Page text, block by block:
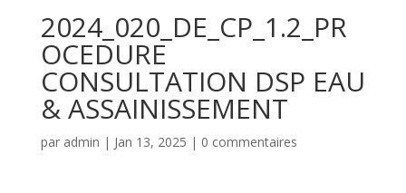
2024_020_DE_CP_1.2_PR
OCEDURE
CONSULTATION DSP EAU
& ASSAINISSEMENT
par admin | Jan 13, 2025 | 0 commentaires